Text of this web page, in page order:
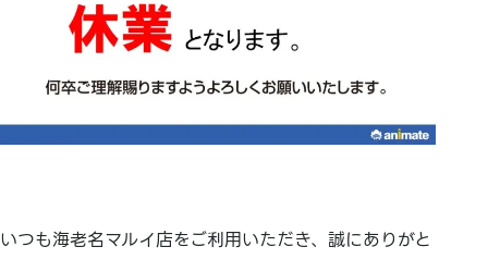
いつも海老名マルイ店をご利用いただき、誠にありがと